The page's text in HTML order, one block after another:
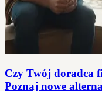
Czy Twój doradca
Poznaj nowe